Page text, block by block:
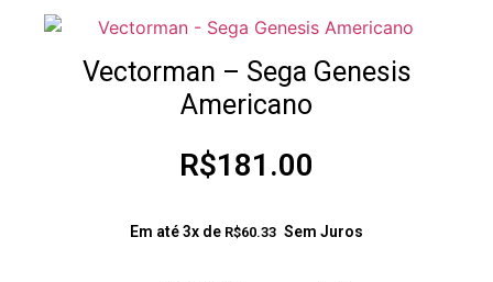
Vectorman – Sega Genesis
Americano
R$181.00
Em até 3x de R$60.33 Sem Juros